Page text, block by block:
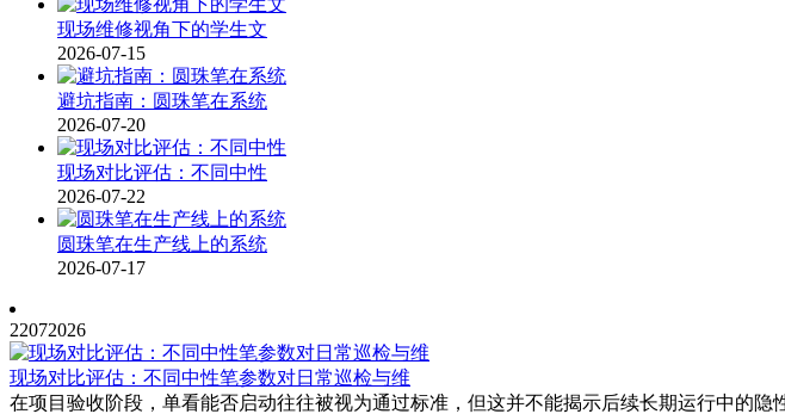
现场维修视角下的学生文
2026-07-15
避坑指南：圆珠笔在系统
2026-07-20
现场对比评估：不同中性
2026-07-22
圆珠笔在生产线上的系统
2026-07-17
22072026
现场对比评估：不同中性笔参数对日常巡检与维
在项目验收阶段，单看能否启动往往被视为通过标准，但这并不能揭示后续长期运行中的